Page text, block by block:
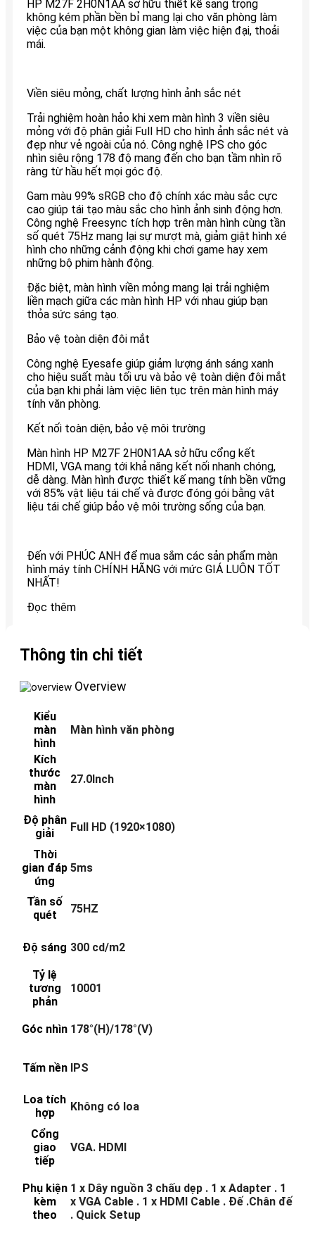
HP M27F 2H0N1AA sở hữu thiết kế sang trọng
không kém phần bền bỉ mang lại cho văn phòng làm
việc của bạn một không gian làm việc hiện đại, thoải
mái.
Viền siêu mỏng, chất lượng hình ảnh sắc nét
Trải nghiệm hoàn hảo khi xem màn hình 3 viền siêu
mỏng với độ phân giải Full HD cho hình ảnh sắc nét và
đẹp như vẻ ngoài của nó. Công nghệ IPS cho góc
nhìn siêu rộng 178 độ mang đến cho bạn tầm nhìn rõ
ràng từ hầu hết mọi góc độ.
Gam màu 99% sRGB cho độ chính xác màu sắc cực
cao giúp tái tạo màu sắc cho hình ảnh sinh động hơn.
Công nghệ Freesync tích hợp trên màn hình cùng tần
số quét 75Hz mang lại sự mượt mà, giảm giật hình xé
hình cho những cảnh động khi chơi game hay xem
những bộ phim hành động.
Đặc biệt, màn hình viền mỏng mang lại trải nghiệm
liền mạch giữa các màn hình HP với nhau giúp bạn
thỏa sức sáng tạo.
Bảo vệ toàn diện đôi mắt
Công nghệ Eyesafe giúp giảm lượng ánh sáng xanh
cho hiệu suất màu tối ưu và bảo vệ toàn diện đôi mắt
của bạn khi phải làm việc liên tục trên màn hình máy
tính văn phòng.
Kết nối toàn diện, bảo vệ môi trường
Màn hình HP M27F 2H0N1AA sở hữu cổng kết
HDMI, VGA mang tới khả năng kết nối nhanh chóng,
dễ dàng. Màn hình được thiết kế mang tính bền vững
với 85% vật liệu tái chế và được đóng gói bằng vật
liệu tái chế giúp bảo vệ môi trường sống của bạn.
Đến với PHÚC ANH để mua sắm các sản phẩm màn
hình máy tính CHÍNH HÃNG với mức GIÁ LUÔN TỐT
NHẤT!
Đọc thêm
Thông tin chi tiết
Overview
Kiểu
màn
hình
Màn hình văn phòng
Kích
thước
màn
hình
27.0Inch
Độ phân
giải
Full HD (1920×1080)
Thời
gian đáp
ứng
5ms
Tần số
quét
75HZ
Độ sáng 300 cd/m2
Tỷ lệ
tương
phản
10001
Góc nhìn 178°(H)/178°(V)
Tấm nền IPS
Loa tích
hợp
Không có loa
Cổng
giao
tiếp
VGA. HDMI
Phụ kiện
kèm
theo
1 x Dây nguồn 3 chấu dẹp . 1 x Adapter . 1
x VGA Cable . 1 x HDMI Cable . Đế .Chân đế
. Quick Setup